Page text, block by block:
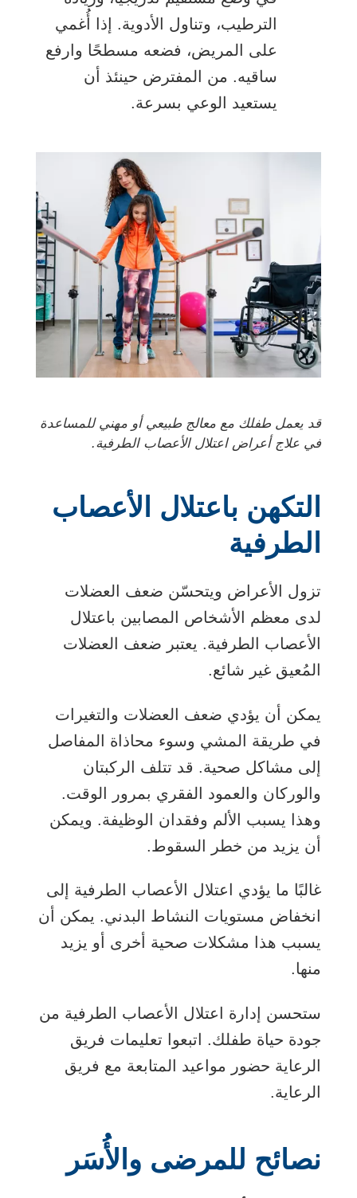
الترطيب، وتناول الأدوية. إذا أُغمي
على المريض، فضعه مسطحًا وارفع
ساقيه. من المفترض حينئذ أن
يستعيد الوعي بسرعة.
قد يعمل طفلك مع معالج طبيعي أو مهني للمساعدة
في علاج أعراض اعتلال الأعصاب الطرفية.
التكهن باعتلال الأعصاب
الطرفية
تزول الأعراض ويتحسّن ضعف العضلات
لدى معظم الأشخاص المصابين باعتلال
الأعصاب الطرفية. يعتبر ضعف العضلات
المُعيق غير شائع.
يمكن أن يؤدي ضعف العضلات والتغيرات
في طريقة المشي وسوء محاذاة المفاصل
إلى مشاكل صحية. قد تتلف الركبتان
والوركان والعمود الفقري بمرور الوقت.
وهذا يسبب الألم وفقدان الوظيفة. ويمكن
أن يزيد من خطر السقوط.
غالبًا ما يؤدي اعتلال الأعصاب الطرفية إلى
انخفاض مستويات النشاط البدني. يمكن أن
يسبب هذا مشكلات صحية أخرى أو يزيد
منها.
ستحسن إدارة اعتلال الأعصاب الطرفية من
جودة حياة طفلك. اتبعوا تعليمات فريق
الرعاية حضور مواعيد المتابعة مع فريق
الرعاية.
نصائح للمرضى والأُسَر